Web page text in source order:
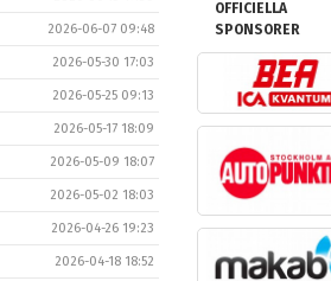
2026-06-07 09:48
2026-05-30 17:03
2026-05-25 09:13
2026-05-17 18:09
2026-05-09 18:07
2026-05-02 18:03
2026-04-26 19:23
2026-04-18 18:52
OFFICIELLA
SPONSORER